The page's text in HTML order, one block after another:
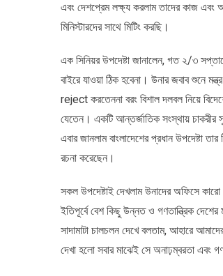
এবং দেশপ্রেম লক্ষ্য করলাম তাদের কাজ
মিনিস্টারদের সাথে মিটিং করছি।
এক সিনিয়র উপদেষ্টা জানালেন, গত ২/৩
বাইরে যাওয়া ঠিক হবেনা। উনার জবাব শুনে
reject করতেননা বরং বিশাল দলবল নিয়ে
যেতেন। একটি আন্তর্জাতিক সংস্থায় চাকরীর
এবার জানলাম বাংলাদেশের প্রধান উপদেষ্টা
রচনা করেছেন।
সকল উপদেষ্টাই দেখলাম উনাদের অফিসে
ইতিপূর্বে বেশ কিছু উন্নত ও গণতান্ত্রিক
সাদামাটা চালচলন দেখে বলতাম, আহারে
দেখা হলো সবার মাঝেই সে অনাঢ়ম্বরতা